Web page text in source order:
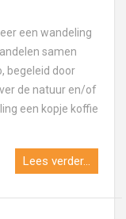
een wandeling
samen
begeleid door
de natuur en/of
een kopje koffie
Lees verder...